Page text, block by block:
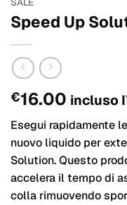
Speed Up
€16.00 incluso
Esegui rapidamente
nuovo liquido per
Solution.Questo
accelera il tempo di
colla rimuovendo